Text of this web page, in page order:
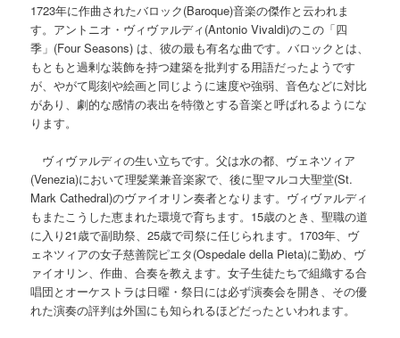
1723年に作曲されたバロック(Baroque)音楽の傑作と云われま
す。アントニオ・ヴィヴァルディ(Antonio Vivaldi)のこの「四
季」(Four Seasons) は、彼の最も有名な曲です。バロックとは、
もともと過剰な装飾を持つ建築を批判する用語だったようです
が、やがて彫刻や絵画と同じように速度や強弱、音色などに対比
があり、劇的な感情の表出を特徴とする音楽と呼ばれるようにな
ります。
ヴィヴァルディの生い立ちです。父は水の都、ヴェネツィア
(Venezia)において理髪業兼音楽家で、後に聖マルコ大聖堂(St.
Mark Cathedral)のヴァイオリン奏者となります。ヴィヴァルディ
もまたこうした恵まれた環境で育ちます。15歳のとき、聖職の道
に入り21歳で副助祭、25歳で司祭に任じられます。1703年、ヴ
ェネツィアの女子慈善院ピエタ(Ospedale della Pieta)に勤め、ヴ
ァイオリン、作曲、合奏を教えます。女子生徒たちで組織する合
唱団とオーケストラは日曜・祭日には必ず演奏会を開き、その優
れた演奏の評判は外国にも知られるほどだったといわれます。